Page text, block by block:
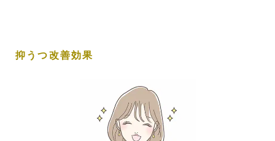
抑うつ改善効果